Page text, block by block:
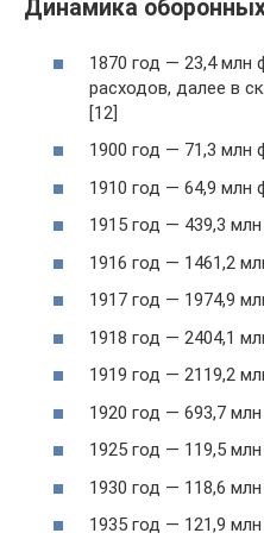
Динамика оборонных
1870 год — 23,4 млн
расходов, далее в
[12]
1900 год — 71,3 млн
1910 год — 64,9 млн
1915 год — 439,3
1916 год — 1461,2
1917 год — 1974,9
1918 год — 2404,1
1919 год — 2119,2
1920 год — 693,7
1925 год — 119,5
1930 год — 118,6
1935 год — 121,9